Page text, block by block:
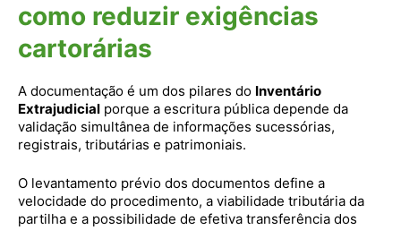
como reduzir exigências
cartorárias
A documentação é um dos pilares do Inventário
Extrajudicial porque a escritura pública depende da
validação simultânea de informações sucessórias,
registrais, tributárias e patrimoniais.
O levantamento prévio dos documentos define a
velocidade do procedimento, a viabilidade tributária da
partilha e a possibilidade de efetiva transferência dos